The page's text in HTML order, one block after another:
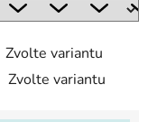
Zvolte variantu
Zvolte variantu